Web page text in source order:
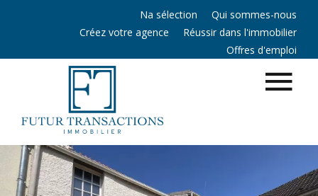
Na sélection
Qui sommes-nous
Créez votre agence
Réussir dans l'immobilier
Offres d'emploi